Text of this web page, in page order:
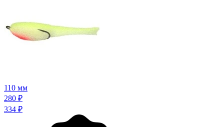
110 мм
280 ₽
334 ₽